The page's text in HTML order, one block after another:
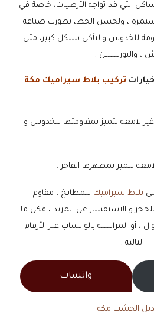
التي قد تواجه الأرضيات، خاصة في
، ولحسن الحظ، تطورت صناعة
للخدوش والتآكل بشكل كبير، مثل
، والبورسلين .
تركيب بلاط سيراميك مكة
لامعة تتميز بمقاومتها للخدوش و
تتميز بمظهرها الفاخر .
بلاط سيراميك للمطابخ ، مقاوم
و الاستفسار عن المزيد ، فكل ما
، أو المراسلة بالواتساب عبر الأرقام
التالية :
واتساب
الخشب مكه